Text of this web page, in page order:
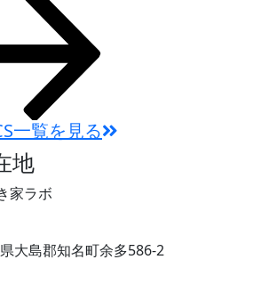
一覧を見る
地
家ラボ
大島郡知名町余多586-2